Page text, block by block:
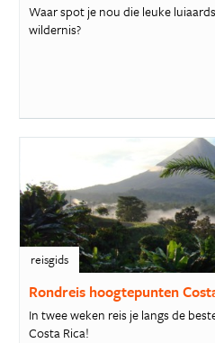
Waar spot je nou die leuke
wildernis?
reisgids
Rondreis hoogtepunten
In twee weken reis je langs de
Costa Rica!